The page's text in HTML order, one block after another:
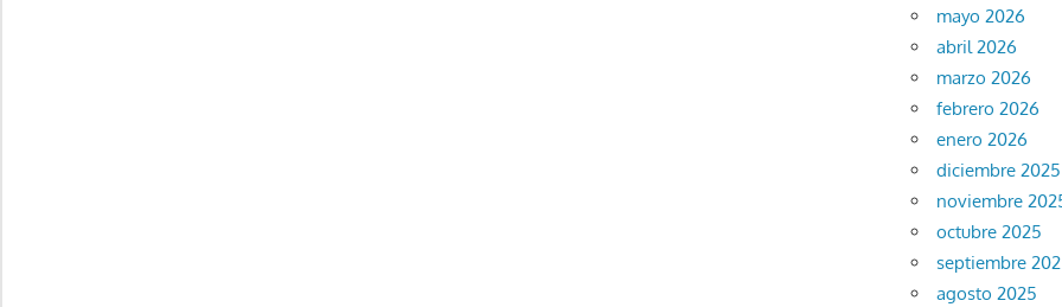
mayo 2026
abril 2026
marzo 2026
febrero 2026
enero 2026
diciembre 2025
noviembre
octubre 2025
septiembre
agosto 2025